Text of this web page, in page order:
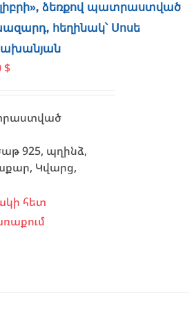
ձեռքով պատրաստված
հեղինակ՝ Սոսե
$
925, պղինձ,
Կվարց,
հետ